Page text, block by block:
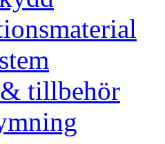
tillbehör